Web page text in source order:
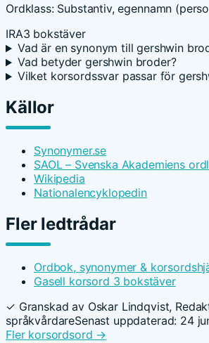
Ordklass: Substantiv, egennamn
IRA3 bokstäver
Vad är en synonym till gershwin
Vad betyder gershwin broder?
Vilket korsordssvar passar för
Källor
Synonymer.se
SAOL – Svenska Akademiens
Wikipedia
Nationalencyklopedin
Fler ledtrådar
Ordbok, synonymer &
Gasell korsord 3 bokstäver
✓ Granskad av Oskar Lindqvist,
språkvårdareSenast uppdaterad: 24
Fler korsordsord →